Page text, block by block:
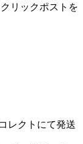
リックポストを
レクトにて発送